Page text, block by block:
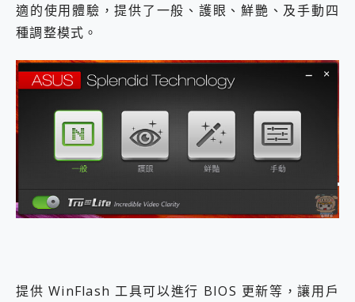
適的使用體驗，提供了一般、護眼、鮮艷、及手動四
種調整模式。
提供 WinFlash 工具可以進行 BIOS 更新等，讓用戶